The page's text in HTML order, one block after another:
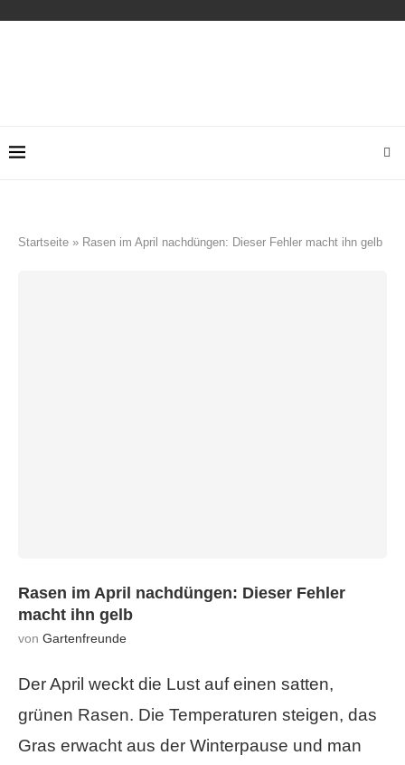
Startseite » Rasen im April nachdüngen: Dieser Fehler macht ihn gelb
Rasen im April nachdüngen: Dieser Fehler
macht ihn gelb
von Gartenfreunde
Der April weckt die Lust auf einen satten,
grünen Rasen. Die Temperaturen steigen, das
Gras erwacht aus der Winterpause und man